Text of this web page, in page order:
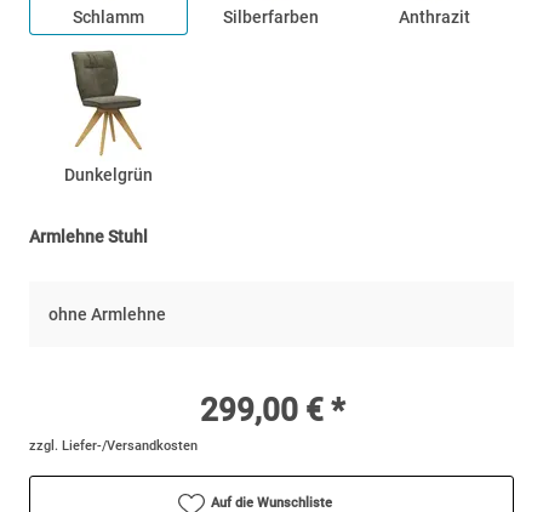
Schlamm Silberfarben Anthrazit
Dunkelgrün
Armlehne Stuhl
ohne Armlehne
299,00 € *
zzgl. Liefer-/Versandkosten
Auf die Wunschliste